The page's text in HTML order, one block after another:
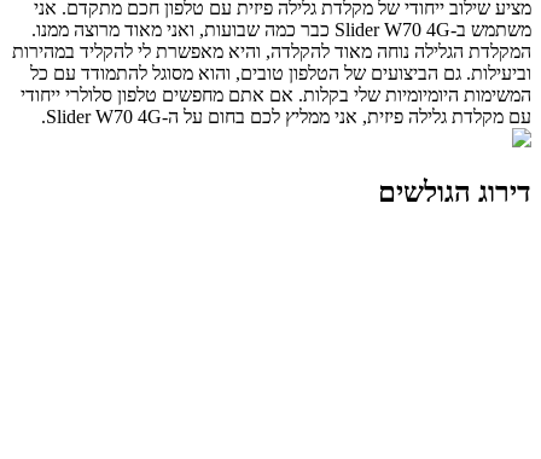
מציע שילוב ייחודי של מקלדת גלילה פיזית עם טלפון חכם מתקדם. אני
משתמש ב-Slider W70 4G כבר כמה שבועות, ואני מאוד מרוצה ממנו.
המקלדת הגלילה נוחה מאוד להקלדה, והיא מאפשרת לי להקליד במהירות
וביעילות. גם הביצועים של הטלפון טובים, והוא מסוגל להתמודד עם כל
המשימות היומיומיות שלי בקלות. אם אתם מחפשים טלפון סלולרי ייחודי
עם מקלדת גלילה פיזית, אני ממליץ לכם בחום על ה-Slider W70 4G.
דירוג הגולשים